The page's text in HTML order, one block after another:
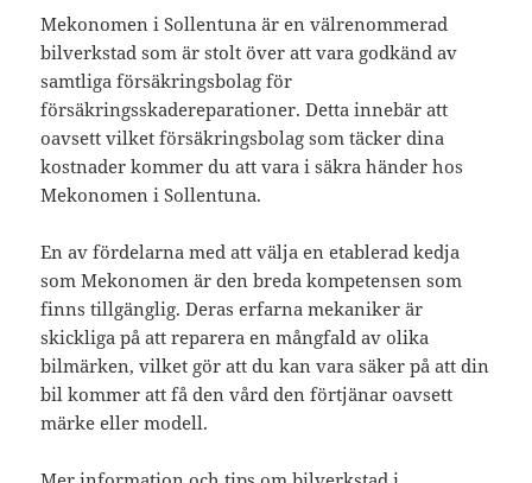
Mekonomen i Sollentuna är en välrenommerad
bilverkstad som är stolt över att vara godkänd av
samtliga försäkringsbolag för
försäkringsskadereparationer. Detta innebär att
oavsett vilket försäkringsbolag som täcker dina
kostnader kommer du att vara i säkra händer hos
Mekonomen i Sollentuna.
En av fördelarna med att välja en etablerad kedja
som Mekonomen är den breda kompetensen som
finns tillgänglig. Deras erfarna mekaniker är
skickliga på att reparera en mångfald av olika
bilmärken, vilket gör att du kan vara säker på att din
bil kommer att få den vård den förtjänar oavsett
märke eller modell.